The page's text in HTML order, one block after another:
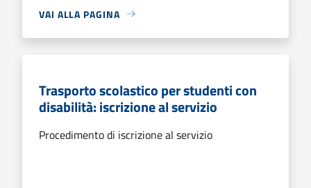
VAI ALLA PAGINA
Trasporto scolastico per studenti con
disabilità: iscrizione al servizio
Procedimento di iscrizione al servizio